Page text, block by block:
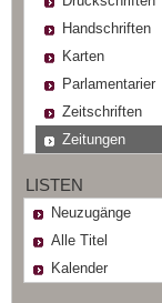
Handschriften
Karten
Parlamentarier
Zeitschriften
Zeitungen
LISTEN
Neuzugänge
Alle Titel
Kalender